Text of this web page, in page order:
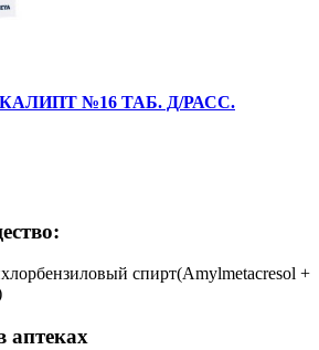
№16 ТАБ. Д/РАСС.
спирт(Amylmetacresol +
аптеках